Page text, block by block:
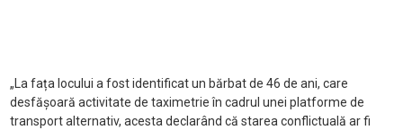
„La fața locului a fost identificat un bărbat de 46 de ani, care
desfășoară activitate de taximetrie în cadrul unei platforme de
transport alternativ, acesta declarând că starea conflictuală ar fi